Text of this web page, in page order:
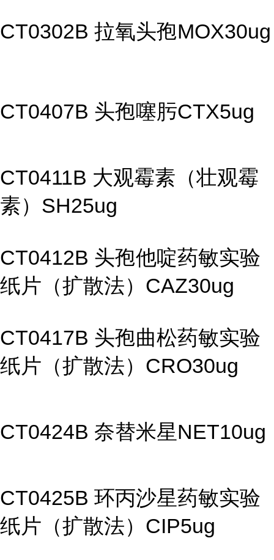
CT0302B 拉氧头孢MOX30ug
CT0407B 头孢噻肟CTX5ug
CT0411B 大观霉素（壮观霉
素）SH25ug
CT0412B 头孢他啶药敏实验
纸片（扩散法）CAZ30ug
CT0417B 头孢曲松药敏实验
纸片（扩散法）CRO30ug
CT0424B 奈替米星NET10ug
CT0425B 环丙沙星药敏实验
纸片（扩散法）CIP5ug